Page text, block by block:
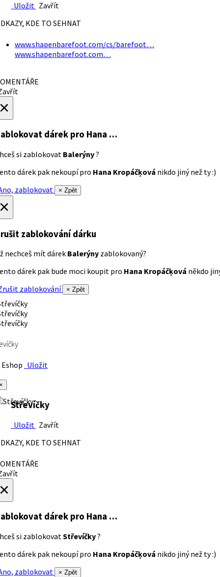
Uložit Zavřít
KDE TO SEHNAT
www.shapenbarefoot.com/cs/barefoot…
www.shapenbarefoot.com…
dárek pro Hana …
si zablokovat Balerýny?
dárek pak nekoupí pro Hana Kropáčķová nikdo jiný než ty :)
zablokovat
× Zpět
zablokování dárku
nechceš mít dárek Balerýny zablokovaný?
dárek pak bude moci koupit pro Hana Kropáčķová někdo
zablokování
× Zpět
Uložit
Střevíčky
Uložit Zavřít
KDE TO SEHNAT
dárek pro Hana …
si zablokovat Střevíčky?
dárek pak nekoupí pro Hana Kropáčķová nikdo jiný než ty :)
zablokovat
× Zpět